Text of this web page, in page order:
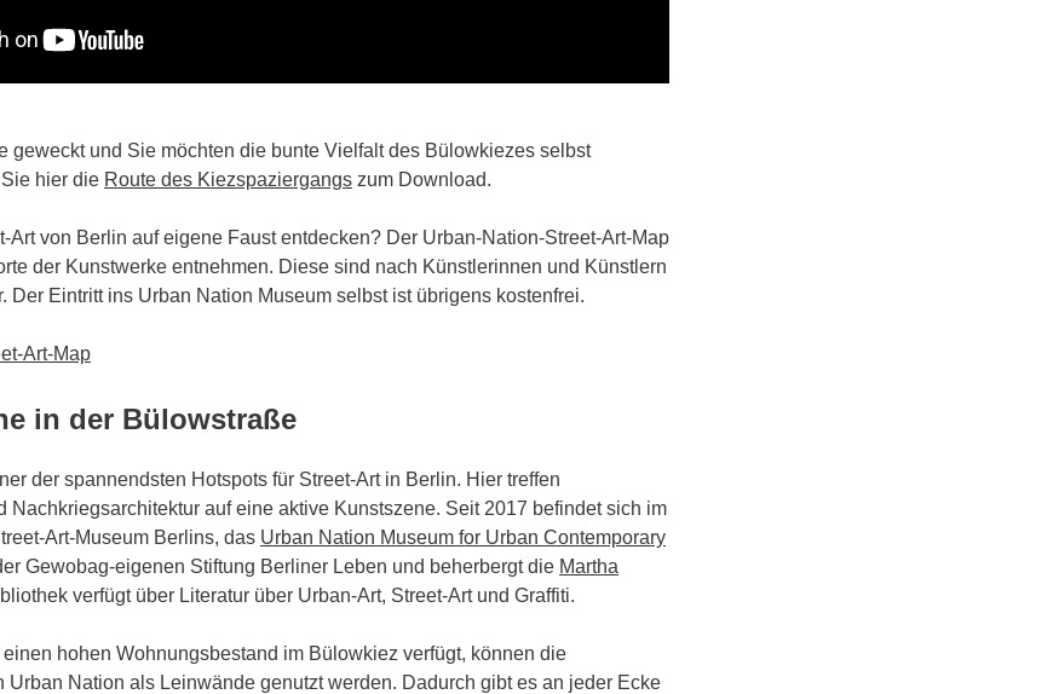
geweckt und Sie möchten die bunte Vielfalt des Bülowkiezes selbst
hier die Route des Kiezspaziergangs zum Download.
Art von Berlin auf eigene Faust entdecken? Der Urban-Nation-Street-Art-Map
der Kunstwerke entnehmen. Diese sind nach Künstlerinnen und Künstlern
Der Eintritt ins Urban Nation Museum selbst ist übrigens kostenfrei.
Art-Map
in der Bülowstraße
der spannendsten Hotspots für Street-Art in Berlin. Hier treffen
Nachkriegsarchitektur auf eine aktive Kunstszene. Seit 2017 befindet sich im
Art-Museum Berlins, das Urban Nation Museum for Urban Contemporary
Gewobag-eigenen Stiftung Berliner Leben und beherbergt die Martha
verfügt über Literatur über Urban-Art, Street-Art und Graffiti.
hohen Wohnungsbestand im Bülowkiez verfügt, können die
Urban Nation als Leinwände genutzt werden. Dadurch gibt es an jeder Ecke